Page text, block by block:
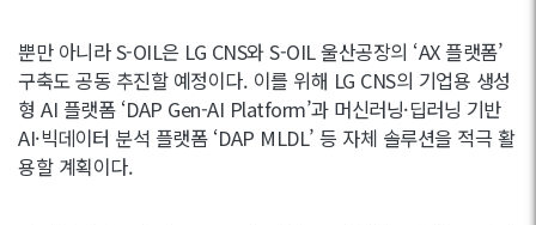
뿐만 아니라 S-OIL은 LG CNS와 S-OIL 울산공장의 ‘AX 플랫폼’
구축도 공동 추진할 예정이다. 이를 위해 LG CNS의 기업용 생성
형 AI 플랫폼 ‘DAP Gen-AI Platform’과 머신러닝·딥러닝 기반
AI·빅데이터 분석 플랫폼 ‘DAP MLDL’ 등 자체 솔루션을 적극 활
용할 계획이다.